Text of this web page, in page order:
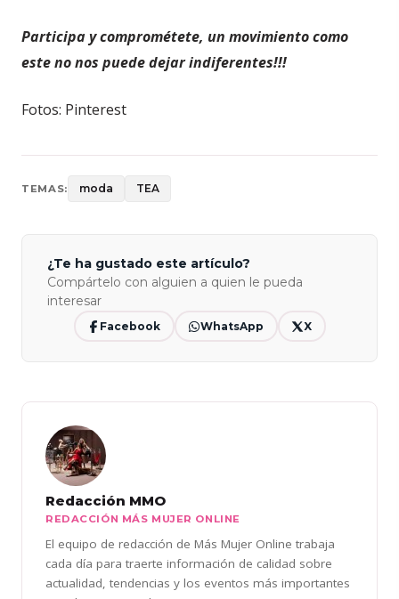
Participa y comprométete, un movimiento como
este no nos puede dejar indiferentes!!!
Fotos: Pinterest
TEMAS: moda TEA
¿Te ha gustado este artículo?
Compártelo con alguien a quien le pueda
interesar
Facebook WhatsApp X
Redacción MMO
REDACCIÓN MÁS MUJER ONLINE
El equipo de redacción de Más Mujer Online trabaja
cada día para traerte información de calidad sobre
actualidad, tendencias y los eventos más importantes